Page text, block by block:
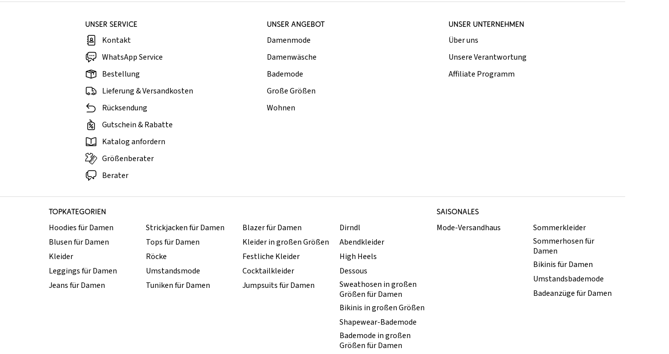
UNSER SERVICE
Kontakt
WhatsApp Service
Bestellung
Lieferung & Versandkosten
Rücksendung
Gutschein & Rabatte
Katalog anfordern
Größenberater
Berater
UNSER ANGEBOT
Damenmode
Damenwäsche
Bademode
Große Größen
Wohnen
UNSER UNTERNEHMEN
Über uns
Unsere Verantwortung
Affiliate Programm
TOPKATEGORIEN SAISONALES
Hoodies für Damen
Blusen für Damen
Kleider
Leggings für Damen
Jeans für Damen
Strickjacken für Damen
Tops für Damen
Röcke
Umstandsmode
Tuniken für Damen
Blazer für Damen
Kleider in großen Größen
Festliche Kleider
Cocktailkleider
Jumpsuits für Damen
Dirndl
Abendkleider
High Heels
Dessous
Sweathosen in großen
Größen für Damen
Mode-Versandhaus
Sommerkleider
Sommerhosen für
Damen
Bikinis für Damen
Umstandsbademode
Badeanzüge für Damen
Bikinis in großen Größen
Shapewear-Bademode
Bademode in großen
Größen für Damen